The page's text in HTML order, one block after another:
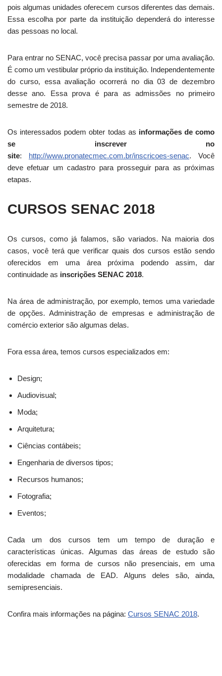
pois algumas unidades oferecem cursos diferentes das demais.
Essa escolha por parte da instituição dependerá do interesse
das pessoas no local.
Para entrar no SENAC, você precisa passar por uma avaliação.
É como um vestibular próprio da instituição. Independentemente
do curso, essa avaliação ocorrerá no dia 03 de dezembro
desse ano. Essa prova é para as admissões no primeiro
semestre de 2018.
Os interessados podem obter todas as informações de como
se inscrever no
site: http://www.pronatecmec.com.br/inscricoes-senac. Você
deve efetuar um cadastro para prosseguir para as próximas
etapas.
CURSOS SENAC 2018
Os cursos, como já falamos, são variados. Na maioria dos
casos, você terá que verificar quais dos cursos estão sendo
oferecidos em uma área próxima podendo assim, dar
continuidade as inscrições SENAC 2018.
Na área de administração, por exemplo, temos uma variedade
de opções. Administração de empresas e administração de
comércio exterior são algumas delas.
Fora essa área, temos cursos especializados em:
Design;
Audiovisual;
Moda;
Arquitetura;
Ciências contábeis;
Engenharia de diversos tipos;
Recursos humanos;
Fotografia;
Eventos;
Cada um dos cursos tem um tempo de duração e
características únicas. Algumas das áreas de estudo são
oferecidas em forma de cursos não presenciais, em uma
modalidade chamada de EAD. Alguns deles são, ainda,
semipresenciais.
Confira mais informações na página: Cursos SENAC 2018.